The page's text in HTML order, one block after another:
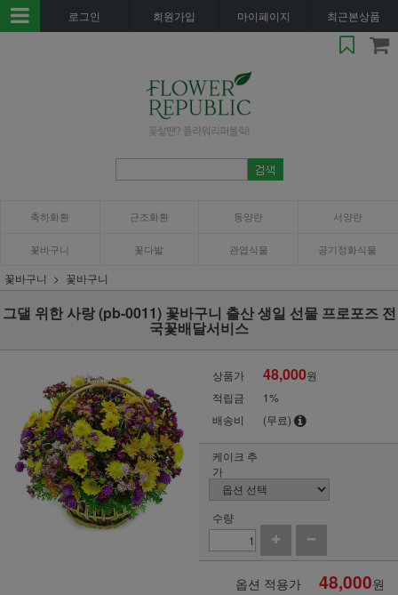
로그인 회원가입 마이페이지 최근본상품
축하화환 근조화환 동양란 서양란
꽃바구니 꽃다발 관엽식물 공기정화식물
꽃바구니 꽃바구니
그댈 위한 사랑 (pb-0011) 꽃바구니 출산 생일 선물 프로포즈 전
국꽃배달서비스
상품가 48,000원
적립금
1%
배송비
(무료)
케이크 추
가
수량
옵션 적용가 48,000원